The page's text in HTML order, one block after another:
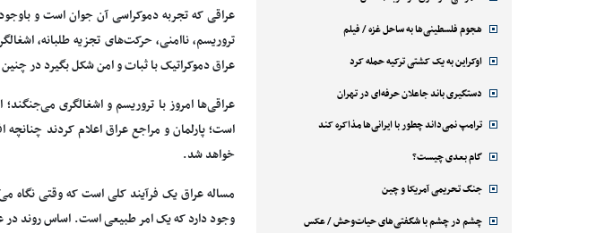
هجوم فلسطینی‌ها به ساحل غزه / فیلم
اوکراین به یک کشتی ترکیه حمله کرد
دستگیری باند جاعلان حرفه‌ای در تهران
ترامپ نمی‌داند چطور با ایرانی‌ها مذاکره کند
گام بعدی چیست؟
جنگ تحریمی آمریکا و چین
چشم در چشم با شگفتی‌های حیات‌وحش / عکس
تروریسم، ناامنی، حرکت‌های تجزیه طلبانه،
عراق دموکراتیک با ثبات و امن شکل بگیرد در
عراقی‌ها امروز با تروریسم و اشغالگری
است؛ پارلمان و مراجع عراق اعلام کردند چنانچه
خواهد شد.
مساله عراق یک فرآیند کلی است که وقتی نگاه
وجود دارد که یک امر طبیعی است. اساس روند در